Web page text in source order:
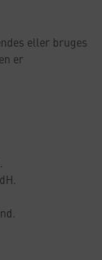
eller bruges
er